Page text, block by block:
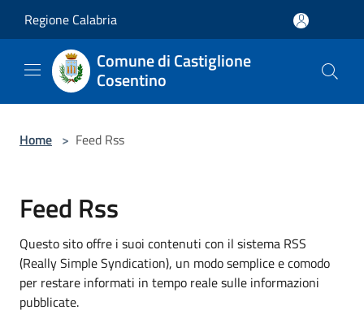
Regione Calabria
Comune di Castiglione
Cosentino
Home > Feed Rss
Feed Rss
Questo sito offre i suoi contenuti con il sistema RSS
(Really Simple Syndication), un modo semplice e comodo
per restare informati in tempo reale sulle informazioni
pubblicate.